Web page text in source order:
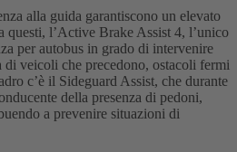
alla guida garantiscono un elevato
questi, l’Active Brake Assist 4, l’unico
per autobus in grado di intervenire
di veicoli che precedono, ostacoli fermi
c’è il Sideguard Assist, che durante
della presenza di pedoni,
a prevenire situazioni di